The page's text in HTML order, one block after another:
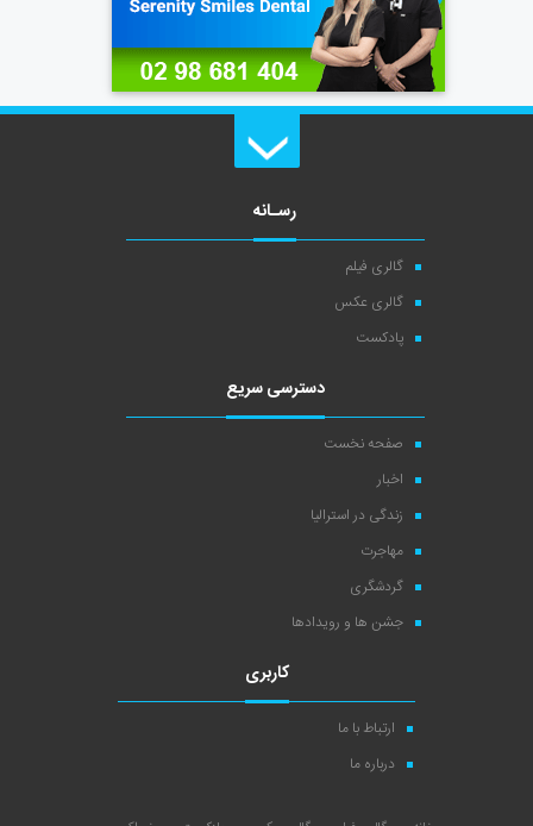
رسـانه
گالری فیلم
گالری عکس
پادکست
دسترسی سریع
صفحه نخست
اخبار
زندگی در استرالیا
مهاجرت
گردشگری
جشن ها و رویدادها
کاربری
ارتباط با ما
درباره ما